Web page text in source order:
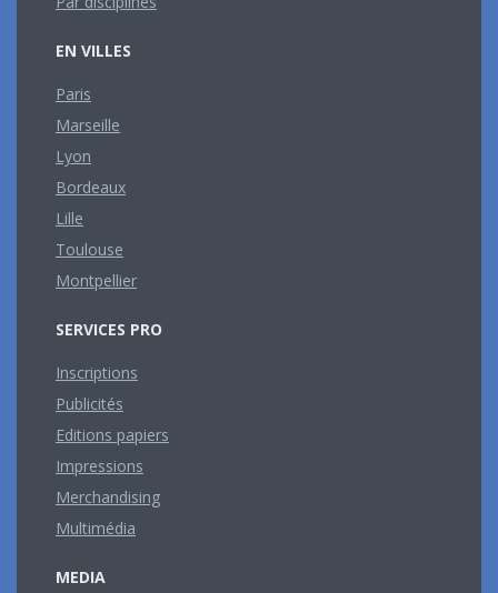
EN VILLES
Paris
Marseille
Lyon
Bordeaux
Lille
Toulouse
Montpellier
SERVICES PRO
Inscriptions
Publicités
Editions papiers
Impressions
Merchandising
Multimédia
MEDIA